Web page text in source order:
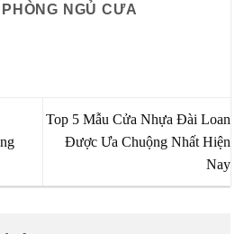
PHÒNG NGỦ CƯA
Top 5 Mẫu Cửa Nhựa Đài Loan
Được Ưa Chuộng Nhất Hiện
Nay